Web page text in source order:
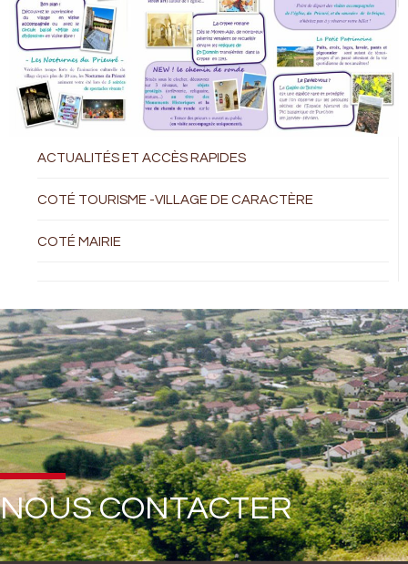
ACTUALITÉS ET ACCÈS RAPIDES
COTÉ TOURISME -VILLAGE DE CARACTÈRE
COTÉ MAIRIE
NOUS CONTACTER